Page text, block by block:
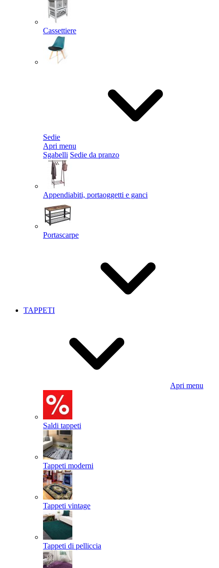
Cassettiere
Sedie
Apri menu
Sgabelli Sedie da pranzo
Appendiabiti, portaoggetti e ganci
Portascarpe
TAPPETI
Apri menu
Saldi tappeti
Tappeti moderni
Tappeti vintage
Tappeti di pelliccia